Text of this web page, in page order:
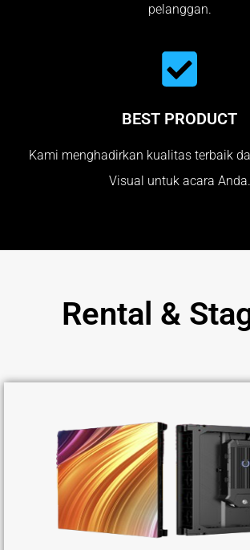
pelanggan.
BEST PRODUCT
Kami menghadirkan kualitas terbaik
Visual untuk acara Anda.
Rental &